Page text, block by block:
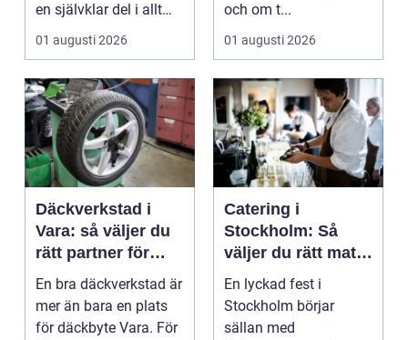
en självklar del i allt
från vindkr...
01 augusti 2026
och om t...
01 augusti 2026
Däckverkstad i
Vara: så väljer du
rätt partner för
säker körning året
runt
En bra däckverkstad är
mer än bara en plats
för däckbyte Vara. För
Catering i
Stockholm: Så
väljer du rätt mat
till ditt evenemang
En lyckad fest i
Stockholm börjar
sällan med